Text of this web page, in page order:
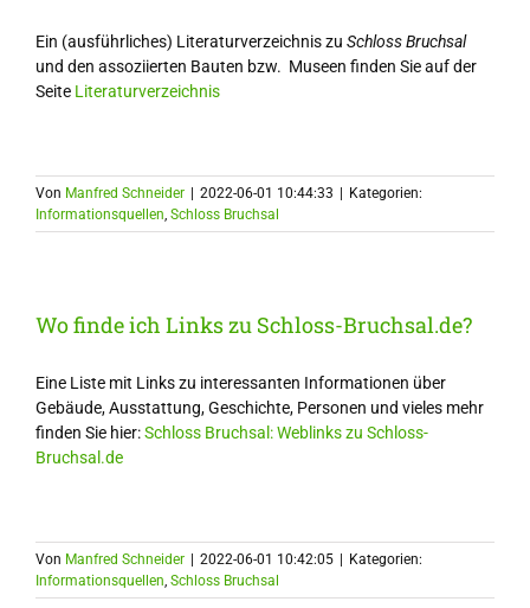
Ein (ausführliches) Literaturverzeichnis zu Schloss Bruchsal
und den assoziierten Bauten bzw. Museen finden Sie auf der
Seite Literaturverzeichnis
Von Manfred Schneider 2022-06-01 10:44:33
Kategorien:
Informationsquellen, Schloss Bruchsal
Wo finde ich Links zu Schloss-Bruchsal.de?
Eine Liste mit Links zu interessanten Informationen über
Gebäude, Ausstattung, Geschichte, Personen und vieles mehr
finden Sie hier:Schloss Bruchsal: Weblinks zu Schloss-
Bruchsal.de
Von Manfred Schneider 2022-06-01 10:42:05
Kategorien:
Informationsquellen, Schloss Bruchsal